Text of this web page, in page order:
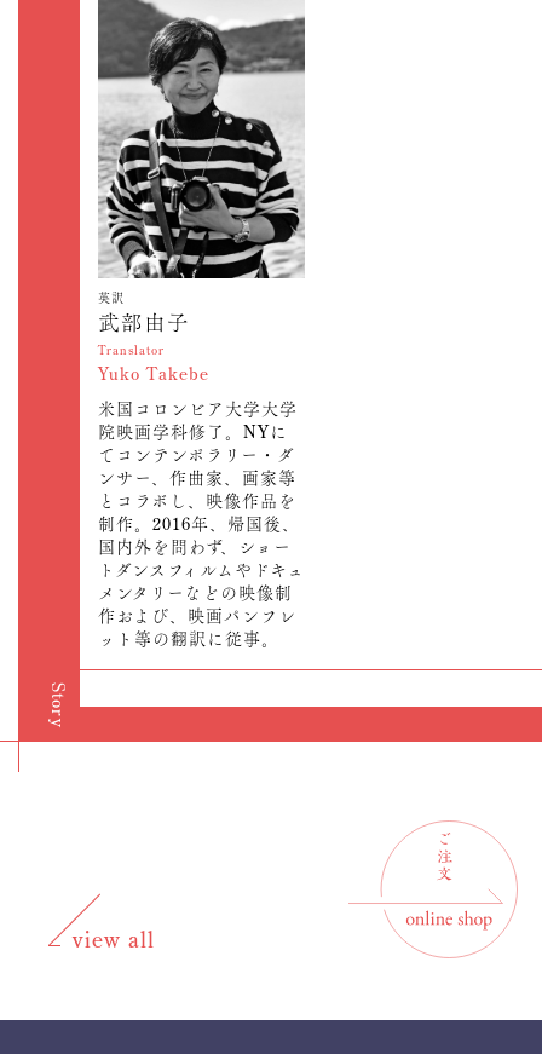
英訳
武部由子
Translator
Yuko Takebe
米国コロンビア大学大学
院映画学科修了。NYに
てコンテンポラリー・ダ
ンサー、作曲家、画家等
とコラボし、映像作品を
制作。2016年、帰国後、
国内外を問わず、ショー
トダンスフィルムやドキュ
メンタリーなどの映像制
作および、映画パンフレ
ット等の翻訳に従事。
Story
view all